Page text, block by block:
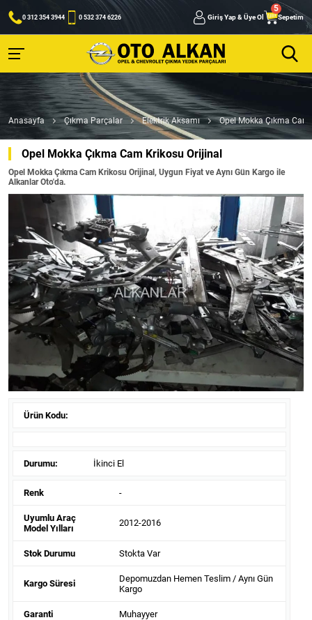
0 312 354 3944 0 532 374 6226 Giriş Yap & Üye Ol Sepetim
Anasayfa Çıkma Parçalar Elektrik Aksamı Opel Mokka Çıkma
Opel Mokka Çıkma Cam Krikosu Orijinal
Opel Mokka Çıkma Cam Krikosu Orijinal, Uygun Fiyat ve Aynı Gün Kargo ile
Alkanlar Oto'da.
Ürün Kodu:
Durumu: İkinci El
Renk -
Uyumlu Araç
Model Yılları
2012-2016
Stok Durumu Stokta Var
Kargo Süresi
Depomuzdan Hemen Teslim / Aynı Gün
Kargo
Garanti Muhayyer